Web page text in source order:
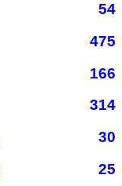
54
475
166
314
30
25